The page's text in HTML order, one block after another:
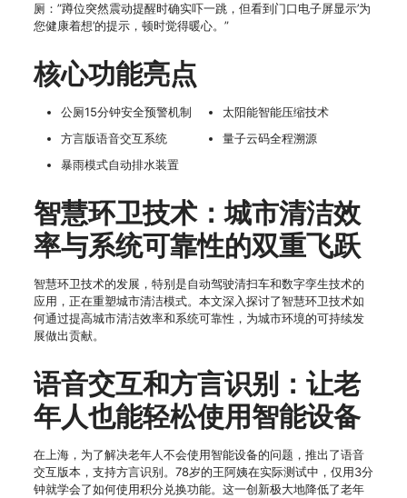
厕：”蹲位突然震动提醒时确实吓一跳，但看到门口电子屏显示’为
您健康着想’的提示，顿时觉得暖心。”
核心功能亮点
公厕15分钟安全预警机制
方言版语音交互系统
暴雨模式自动排水装置
太阳能智能压缩技术
量子云码全程溯源
智慧环卫技术：城市清洁效
率与系统可靠性的双重飞跃
智慧环卫技术的发展，特别是自动驾驶清扫车和数字孪生技术的
应用，正在重塑城市清洁模式。本文深入探讨了智慧环卫技术如
何通过提高城市清洁效率和系统可靠性，为城市环境的可持续发
展做出贡献。
语音交互和方言识别：让老
年人也能轻松使用智能设备
在上海，为了解决老年人不会使用智能设备的问题，推出了语音
交互版本，支持方言识别。78岁的王阿姨在实际测试中，仅用3分
钟就学会了如何使用积分兑换功能。这一创新极大地降低了老年